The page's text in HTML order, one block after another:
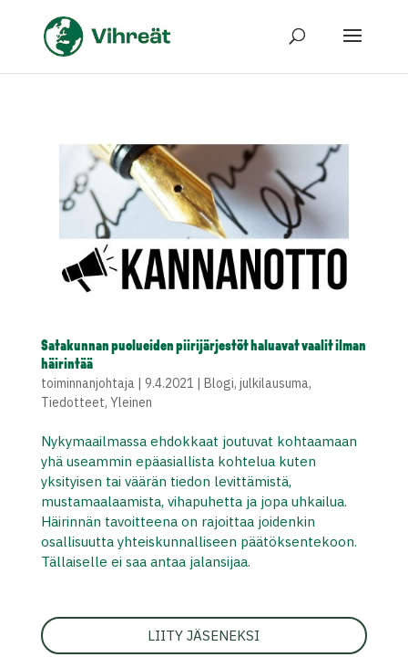
Satakunnan puolueiden piirijärjestöt haluavat vaalit ilman
häirintää
toiminnanjohtaja | 9.4.2021 | Blogi, julkilausuma,
Tiedotteet, Yleinen
Nykymaailmassa ehdokkaat joutuvat kohtaamaan
yhä useammin epäasiallista kohtelua kuten
yksityisen tai väärän tiedon levittämistä,
mustamaalaamista, vihapuhetta ja jopa uhkailua.
Häirinnän tavoitteena on rajoittaa joidenkin
osallisuutta yhteiskunnalliseen päätöksentekoon.
Tällaiselle ei saa antaa jalansijaa.
LIITY JÄSENEKSI